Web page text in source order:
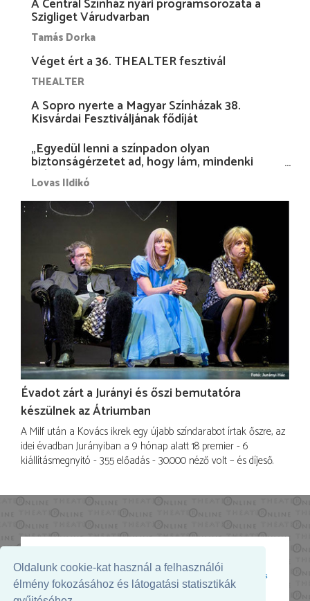
Oldalunk cookie-kat használ a felhasználói
élmény fokozásához és látogatási statisztikák
Szigliget Várudvarban
Tamás Dorka
Véget ért a 36. THEALTER fesztivál
THEALTER
A Sopro nyerte a Magyar Színházak 38.
Kisvárdai Fesztiváljának fődíját
„Egyedül lenni a színpadon olyan
biztonságérzetet ad, hogy lám, mindenki
más nélkül is megvagyok magammal…”
Lovas Ildikó
Évadot zárt a Jurányi és őszi bemutatóra
készülnek az Átriumban
A Milf után a Kovács ikrek egy újabb színdarabot írtak őszre, az
idei évadban Jurányiban a 9 hónap alatt 18 premier - 6
kiállításmegnyitó - 355 előadás - 30.000 néző volt – és díjeső.
Az oldal megjelenését támogatja: